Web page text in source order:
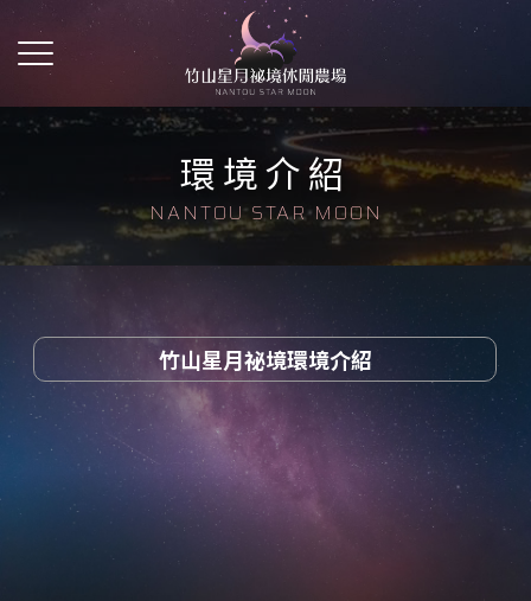
環境介紹
竹山星月祕境環境介紹